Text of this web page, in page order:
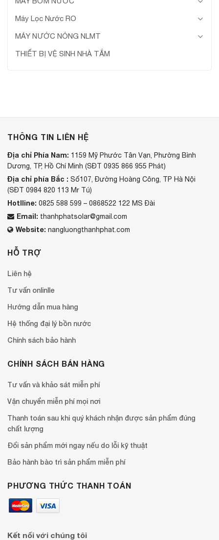
Máy Lọc Nước RO
MÁY NƯỚC NÓNG NLMT
THIẾT BỊ VỆ SINH NHÀ TẮM
THÔNG TIN LIÊN HỆ
Địa chỉ Phía Nam: 1159 Mỹ Phước Tân Vạn, Phường Bình
Dương, TP, Hồ Chí Minh (SĐT 0935 866 955 Phát)
Địa chỉ phía Bắc : Số107, Đường Hoàng Công, TP Hà Nội
(SĐT 0984 820 113 Mr Tú)
Hotlline: 0825 588 599 – 0868522 122 MS Đài
Email: thanhphatsolar@gmail.com
Website: nangluongthanhphat.com
HỖ TRỢ
Liên hệ
Tư vấn onlinlle
Hướng dẫn mua hàng
Hệ thống đại lý bồn nước
Chính sách bảo hành
CHÍNH SÁCH BÁN HÀNG
Tư vấn và khảo sát miễn phí
Vận chuyển miễn phí mọi nơi
Thanh toán sau khi quý khách nhận được sản phẩm đúng
chất lượng
Đổi sản phẩm mới ngay nếu do lỗi kỹ thuật
Bảo hành bào trì sản phẩm miễn phí
PHƯƠNG THỨC THANH TOÁN
Kết nối với chúng tôi